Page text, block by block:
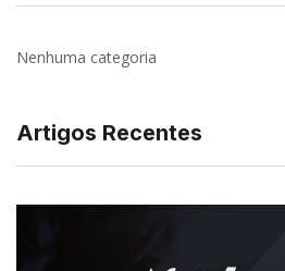
Nenhuma categoria
Artigos Recentes